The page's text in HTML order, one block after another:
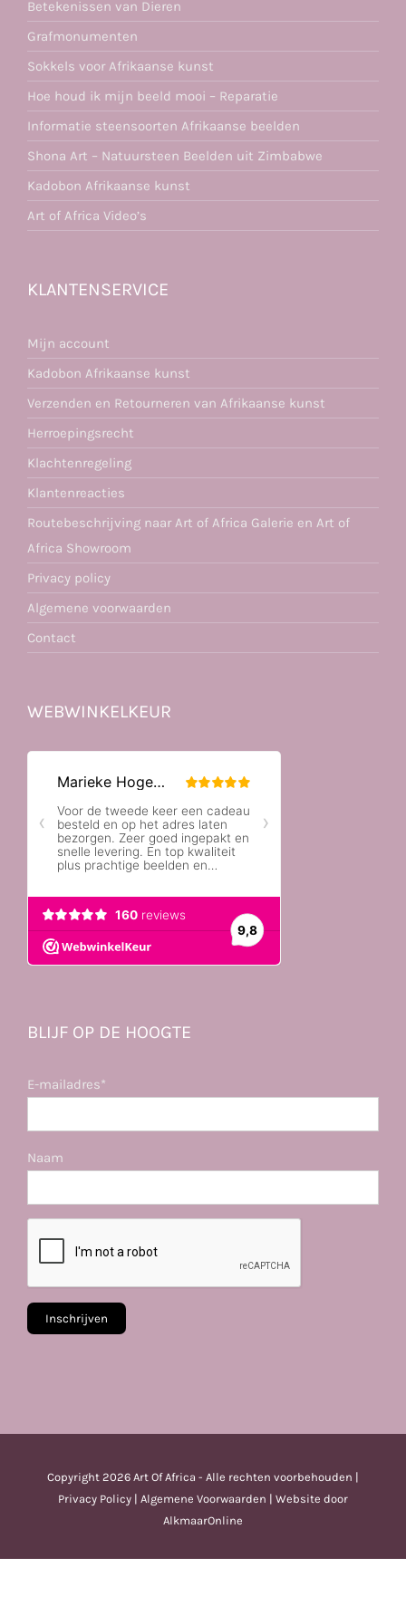
Betekenissen van Dieren
Grafmonumenten
Sokkels voor Afrikaanse kunst
Hoe houd ik mijn beeld mooi – Reparatie
Informatie steensoorten Afrikaanse beelden
Shona Art – Natuursteen Beelden uit Zimbabwe
Kadobon Afrikaanse kunst
Art of Africa Video’s
KLANTENSERVICE
Mijn account
Kadobon Afrikaanse kunst
Verzenden en Retourneren van Afrikaanse kunst
Herroepingsrecht
Klachtenregeling
Klantenreacties
Routebeschrijving naar Art of Africa Galerie en Art of
Africa Showroom
Privacy policy
Algemene voorwaarden
Contact
WEBWINKELKEUR
BLIJF OP DE HOOGTE
E-mailadres*
Naam
Copyright 2026 Art Of Africa - Alle rechten voorbehouden |
Privacy Policy | Algemene Voorwaarden | Website door
AlkmaarOnline